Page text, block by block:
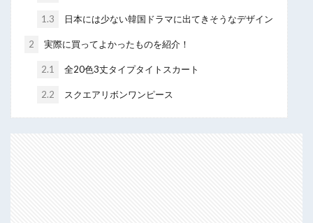
1.3 日本には少ない韓国ドラマに出てきそうなデザイン
2 実際に買ってよかったものを紹介！
2.1 全20色3丈タイプタイトスカート
2.2 スクエアリボンワンピース